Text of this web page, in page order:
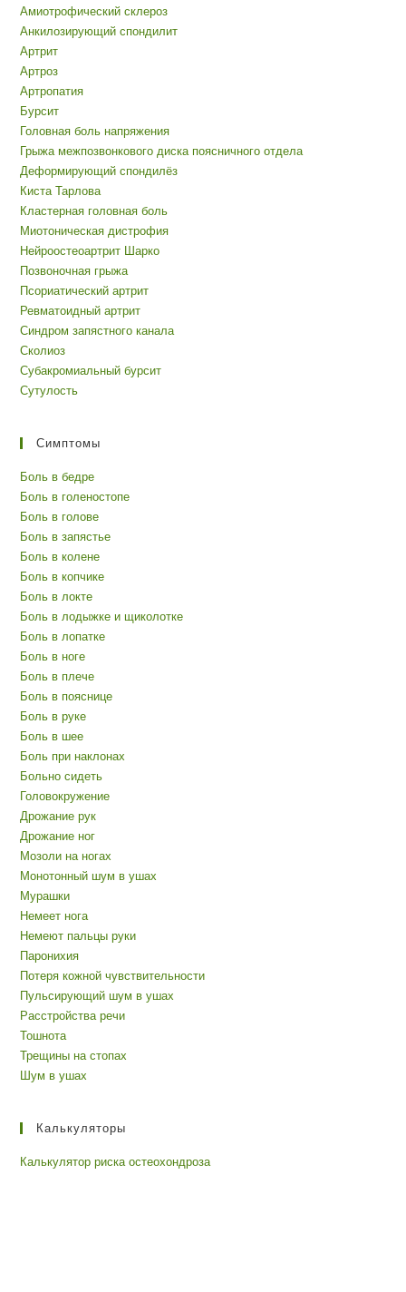
Амиотрофический склероз
Анкилозирующий спондилит
Артрит
Артроз
Артропатия
Бурсит
Головная боль напряжения
Грыжа межпозвонкового диска поясничного отдела
Деформирующий спондилёз
Киста Тарлова
Кластерная головная боль
Миотоническая дистрофия
Нейроостеоартрит Шарко
Позвоночная грыжа
Псориатический артрит
Ревматоидный артрит
Синдром запястного канала
Сколиоз
Субакромиальный бурсит
Сутулость
Симптомы
Боль в бедре
Боль в голеностопе
Боль в голове
Боль в запястье
Боль в колене
Боль в копчике
Боль в локте
Боль в лодыжке и щиколотке
Боль в лопатке
Боль в ноге
Боль в плече
Боль в пояснице
Боль в руке
Боль в шее
Боль при наклонах
Больно сидеть
Головокружение
Дрожание рук
Дрожание ног
Мозоли на ногах
Монотонный шум в ушах
Мурашки
Немеет нога
Немеют пальцы руки
Паронихия
Потеря кожной чувствительности
Пульсирующий шум в ушах
Расстройства речи
Тошнота
Трещины на стопах
Шум в ушах
Калькуляторы
Калькулятор риска остеохондроза